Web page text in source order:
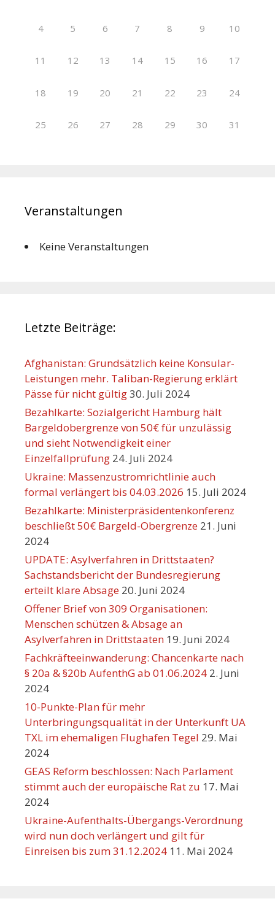
4 5 6 7 8 9 10
11 12 13 14 15 16 17
18 19 20 21 22 23 24
25 26 27 28 29 30 31
Veranstaltungen
Keine Veranstaltungen
Letzte Beiträge:
Afghanistan: Grundsätzlich keine Konsular-
Leistungen mehr. Taliban-Regierung erklärt
Pässe für nicht gültig30. Juli 2024
Bezahlkarte: Sozialgericht Hamburg hält
Bargeldobergrenze von 50€ für unzulässig
und sieht Notwendigkeit einer
Einzelfallprüfung 24. Juli 2024
Ukraine: Massenzustromrichtlinie auch
formal verlängert bis 04.03.2026 15. Juli 2024
Bezahlkarte: Ministerpräsidentenkonferenz
beschließt 50€ Bargeld-Obergrenze 21. Juni
2024
UPDATE: Asylverfahren in Drittstaaten?
Sachstandsbericht der Bundesregierung
erteilt klare Absage 20. Juni 2024
Offener Brief von 309 Organisationen:
Menschen schützen & Absage an
Asylverfahren in Drittstaaten 19. Juni 2024
Fachkräfteeinwanderung: Chancenkarte nach
§ 20a & §20b AufenthG ab 01.06.2024 2. Juni
2024
10-Punkte-Plan für mehr
Unterbringungsqualität in der Unterkunft UA
TXL im ehemaligen Flughafen Tegel 29. Mai
2024
GEAS Reform beschlossen: Nach Parlament
stimmt auch der europäische Rat zu 17. Mai
2024
Ukraine-Aufenthalts-Übergangs-Verordnung
wird nun doch verlängert und gilt für
Einreisen bis zum 31.12.2024 11. Mai 2024